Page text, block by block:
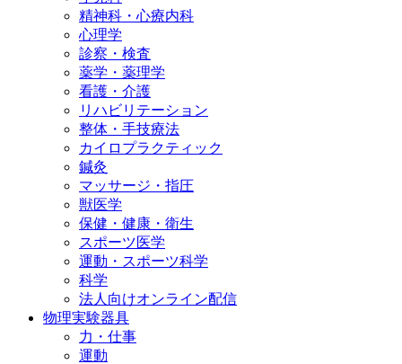
精神科・心療内科
心理学
診察・検査
薬学・薬理学
看護・介護
リハビリテーション
整体・手技療法
カイロプラクティック
鍼灸
マッサージ・指圧
獣医学
保健・健康・衛生
スポーツ医学
運動・スポーツ科学
科学
法人向けオンライン配信
物理実験器具
力・仕事
運動